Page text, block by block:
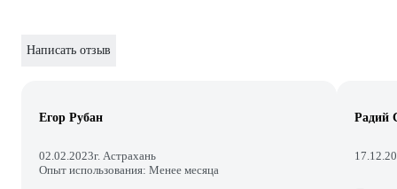
Написать отзыв
Егор Рубан
02.02.2023г. Астрахань
Опыт использования: Менее месяца
Радий